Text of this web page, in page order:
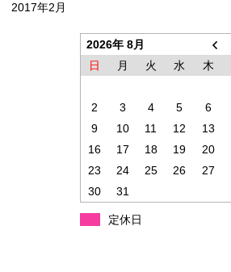
2017年2月
2026年 8月
日
月 火 水 木
2
3 4 5 6
9
10 11 12 13
16
17 18 19 20
23
24 25 26 27
30
31
定休日